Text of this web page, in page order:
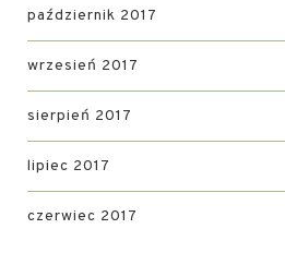
październik 2017
wrzesień 2017
sierpień 2017
lipiec 2017
czerwiec 2017